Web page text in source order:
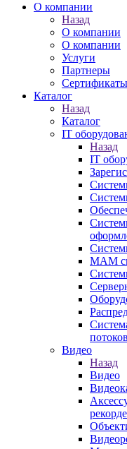
О компании
Назад
О компании
О компании
Услуги
Партнеры
Сертификаты
Каталог
Назад
Каталог
IT
Назад
IT
MAM
потоков
Видео
Назад
Видео